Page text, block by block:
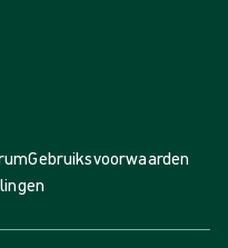
Gebruiksvoorwaarden